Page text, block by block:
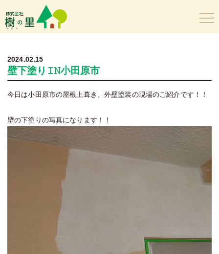
樹の里
2024.02.15
壁下塗り𝙸𝙽小田原市
今日は小田原市の屋根上葺き、外壁塗装の現場のご紹介です！！
壁の下塗りの写真になります！！